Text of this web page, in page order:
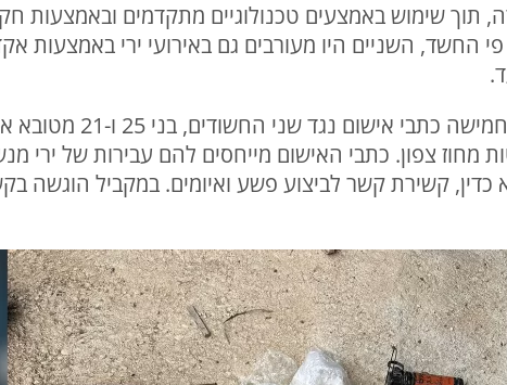
תוך שימוש באמצעים טכנולוגיים מתקדמים ובאמצעות
עם סיום החקירה
מחוז צפון. כתבי האישום מייחסים להם עבירות של ירי
קשירת קשר לביצוע פשע ואיומים. במקביל הוגשה